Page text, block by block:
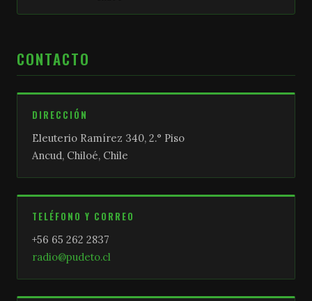
CONTACTO
DIRECCIÓN
Eleuterio Ramírez 340, 2.° Piso
Ancud, Chiloé, Chile
TELÉFONO Y CORREO
+56 65 262 2837
radio@pudeto.cl